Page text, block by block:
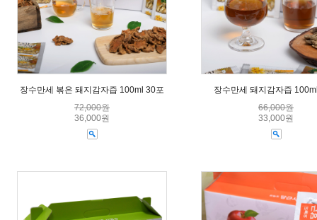
장수만세 볶은 돼지감자즙 100ml 30포
72,000원
36,000원
장수만세 돼지감자즙
66,000원
33,000원